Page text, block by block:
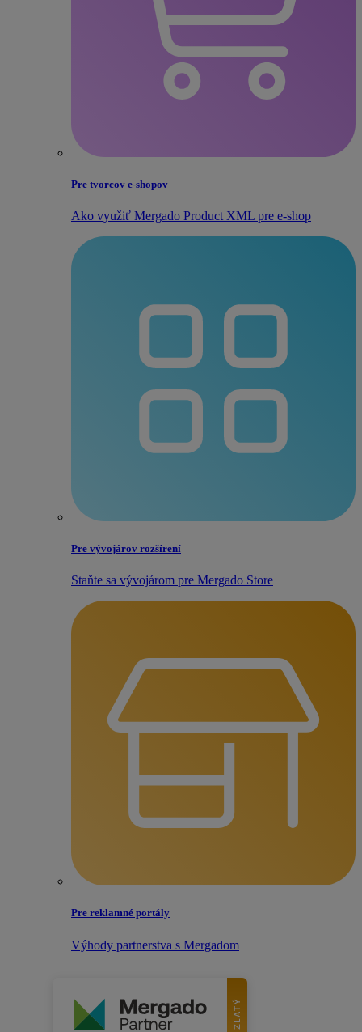
Pre tvorcov e‑shopov
Ako využiť Mergado Product XML pre e‑shop
Pre vývojárov rozšírení
Staňte sa vývojárom pre Mergado Store
Pre reklamné portály
Výhody partnerstva s Mergadom